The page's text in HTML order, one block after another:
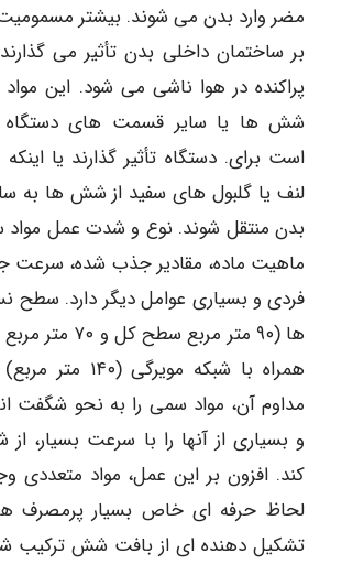
مضر وارد بدن می شوند. بیشتر
بر ساختمان داخلی بدن تأثیر می
پراکنده در هوا ناشی می شود. این
شش ها یا سایر قسمت های دستگاه
است برای. دستگاه تأثیر گذارند یا
لنف یا گلبول های سفید از شش ها به
بدن منتقل شوند. نوع و شدت عمل
ماهیت ماده، مقادیر جذب شده،
فردی و بسیاری عوامل دیگر دارد. سطح
ها (۹۰ متر مربع
همراه با شبکه
مداوم آن، مواد سمی را به نحو شگفت
و بسیاری از آنها را با سرعت بسیار،
کند. افزون بر این عمل، مواد متعددی
لحاظ حرفه ای خاص بسیار پرمصرف
تشکیل دهنده ای از بافت شش ترکیب